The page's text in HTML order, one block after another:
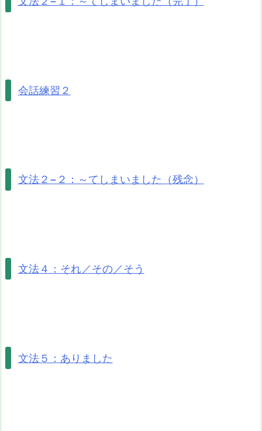
会話練習２
文法２−２：～てしまいました（残念）
文法４：それ／その／そう
文法５：ありました